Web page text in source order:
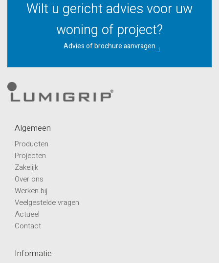
Wilt u gericht advies voor uw
woning of project?
Advies of brochure aanvragen
Algemeen
Producten
Projecten
Zakelijk
Over ons
Werken bij
Veelgestelde vragen
Actueel
Contact
Informatie